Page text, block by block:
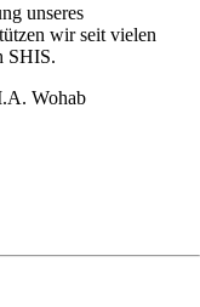
unseres
wir seit vielen
SHIS.
Wohab